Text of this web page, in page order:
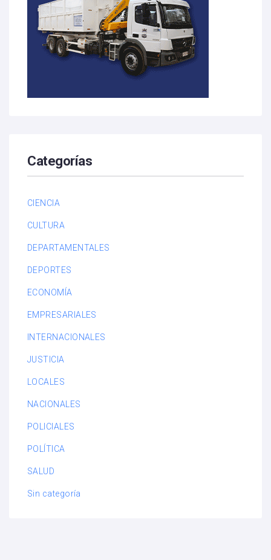
Categorías
CIENCIA
CULTURA
DEPARTAMENTALES
DEPORTES
ECONOMÍA
EMPRESARIALES
INTERNACIONALES
JUSTICIA
LOCALES
NACIONALES
POLICIALES
POLÍTICA
SALUD
Sin categoría